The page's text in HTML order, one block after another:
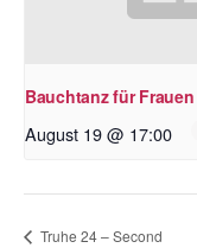
Bauchtanz für Frauen
August 19 @ 17:00
Truhe 24 – Second